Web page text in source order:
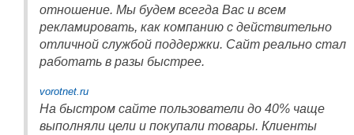
отношение. Мы будем всегда Вас и всем
рекламировать, как компанию с действительно
отличной службой поддержки. Сайт реально стал
работать в разы быстрее.
vorotnet.ru
На быстром сайте пользователи до 40% чаще
выполняли цели и покупали товары. Клиенты